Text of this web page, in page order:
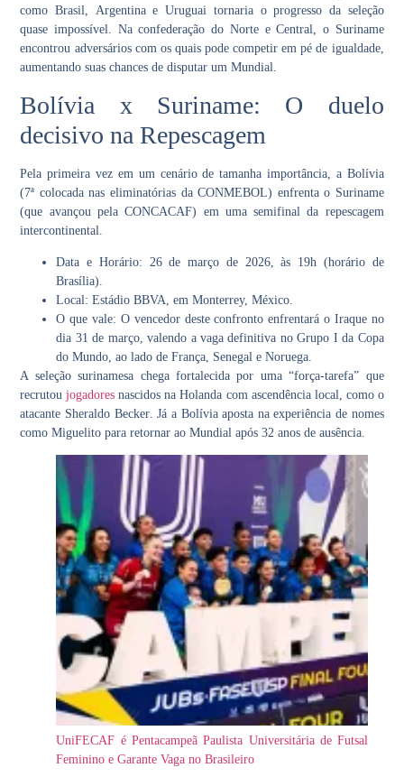
comoBrasil, ArgentinaeUruguai tornaria o progresso da seleção
quase impossível. Na confederação do Norte e Central, o Suriname
encontrou adversários com os quais pode competir em pé de igualdade,
aumentando suas chances de disputar um Mundial.
Bolívia x Suriname: O duelo
decisivo na Repescagem
Pela primeira vez em um cenário de tamanha importância, a Bolívia
(7ª colocada nas eliminatórias da CONMEBOL) enfrenta o Suriname
(que avançou pela CONCACAF) em uma semifinal da repescagem
intercontinental
Data e Horário: 26 de março de 2026, às 19h (horário de
Brasília).
Local: Estádio BBVA, em Monterrey, México.
O que vale: O vencedor deste confronto enfrentará o Iraqueno
dia 31 de março, valendo a vaga definitiva noGrupo I da Copa
do Mundo, ao lado de França, Senegal e Noruega.
A seleção surinamesa chega fortalecida por uma “força-tarefa” que
recrutoujogadores nascidos na Holanda com ascendência local, como o
atacante Sheraldo Becker. Já a Bolívia aposta na experiência de nomes
comoMiguelito para retornar ao Mundial após 32 anos de ausência.
UniFECAF é Pentacampeã Paulista Universitária de Futsal
Feminino e Garante Vaga no Brasileiro